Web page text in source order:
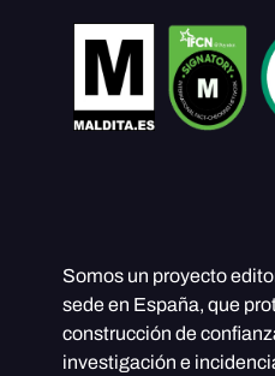
Somos un proyecto
sede en España, que
construcción de
investigación e